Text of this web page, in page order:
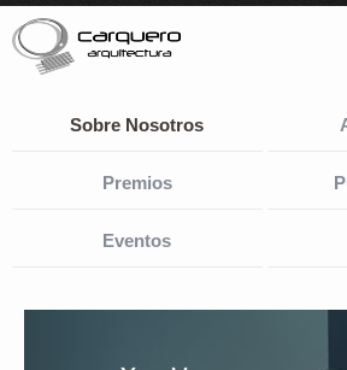
Sobre Nosotros
Premios
Eventos